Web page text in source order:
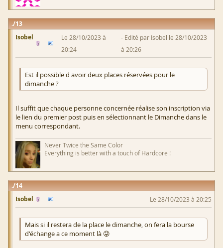
13
Isobel
Le 28/10/2023 à
20:24
Edité par Isobel le 28/10/2023
à 20:26
Est il possible d avoir deux places réservées pour le
dimanche ?
Il suffit que chaque personne concernée réalise son inscription via
le lien du premier post puis en sélectionnant le Dimanche dans le
menu correspondant.
Never Twice the Same Color
Everything is better with a touch of Hardcore !
14
Isobel
Le 28/10/2023 à 20:25
Mais si il restera de la place le dimanche, on fera la bourse
d'échange a ce moment là 😜